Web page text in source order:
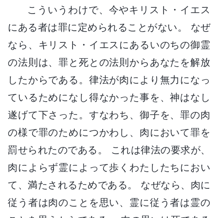
こういうわけで、今やキリスト・イエス
にある者は罪に定められることがない。 なぜ
なら、キリスト・イエスにあるいのちの御霊
の法則は、罪と死との法則からあなたを解放
したからである。律法が肉により無力になっ
ているためになし得なかった事を、神はなし
遂げて下さった。すなわち、御子を、罪の肉
の様で罪のためにつかわし、肉において罪を
罰せられたのである。 これは律法の要求が、
肉によらず霊によって歩くわたしたちにおい
て、満たされるためである。 なぜなら、肉に
従う者は肉のことを思い、霊に従う者は霊の